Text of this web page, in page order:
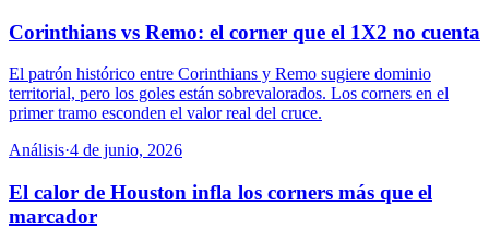
Corinthians vs Remo: el corner que el 1X2 no cuenta
El patrón histórico entre Corinthians y Remo sugiere dominio
territorial, pero los goles están sobrevalorados. Los corners en el
primer tramo esconden el valor real del cruce.
Análisis·4 de junio, 2026
El calor de Houston infla los corners más que el
marcador